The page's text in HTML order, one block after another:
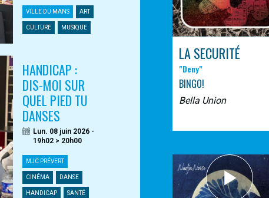
VILLE DU MANS ART
CULTURE MUSIQUE
HANDICAP :
DIS-MOI SUR
QUEL PIED TU
DANSES
Lun. 08 juin 2026 -
19h02 > 20h00
MJC PRÉVERT
CINÉMA DANSE
HANDICAP SANTÉ
LA SECURITÉ
"Deny"
BINGO!
Bella Union